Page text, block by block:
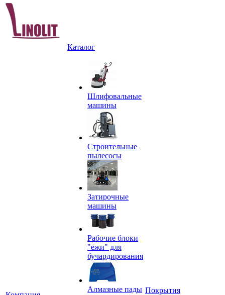
Каталог
Шлифовальные
машины
Строительные
пылесосы
Затирочные
машины
Рабочие блоки
"ежи" для
бучардирования
Алмазные пады Покрытия